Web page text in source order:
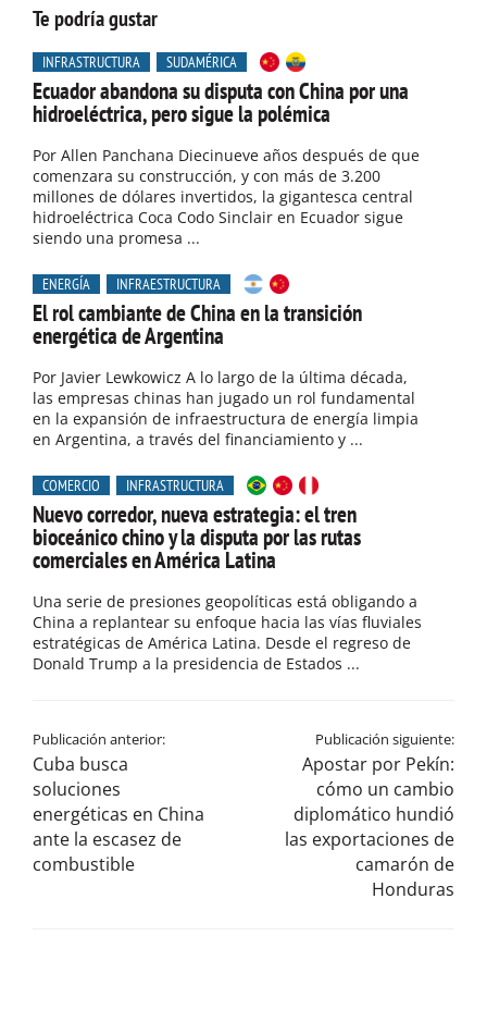
Te podría gustar
INFRASTRUCTURA SUDAMÉRICA
Ecuador abandona su disputa con China por una
hidroeléctrica, pero sigue la polémica
Por Allen Panchana Diecinueve años después de que
comenzara su construcción, y con más de 3.200
millones de dólares invertidos, la gigantesca central
hidroeléctrica Coca Codo Sinclair en Ecuador sigue
siendo una promesa ...
ENERGÍA INFRAESTRUCTURA
El rol cambiante de China en la transición
energética de Argentina
Por Javier Lewkowicz A lo largo de la última década,
las empresas chinas han jugado un rol fundamental
en la expansión de infraestructura de energía limpia
en Argentina, a través del financiamiento y ...
COMERCIO INFRASTRUCTURA
Nuevo corredor, nueva estrategia: el tren
bioceánico chino y la disputa por las rutas
comerciales en América Latina
Una serie de presiones geopolíticas está obligando a
China a replantear su enfoque hacia las vías fluviales
estratégicas de América Latina. Desde el regreso de
Donald Trump a la presidencia de Estados ...
Publicación anterior:
Cuba busca
soluciones
energéticas en China
ante la escasez de
combustible
Publicación siguiente:
Apostar por Pekín:
cómo un cambio
diplomático hundió
las exportaciones de
camarón de
Honduras